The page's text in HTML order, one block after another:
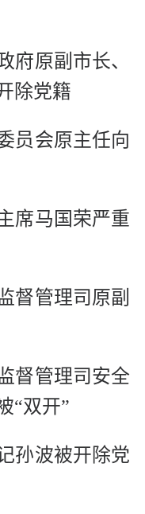
府原副市长、
除党籍
员会原主任向
席马国荣严重
督管理司原副
督管理司安全
“双开”
孙波被开除党